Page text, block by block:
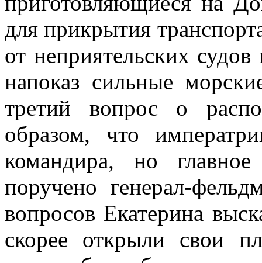
для прикрытия
от неприятельских
напоказ сильные
третий вопрос о
образом, что
командира, но
поручено генерал-
вопросов Екатерина
скорее открыли свои